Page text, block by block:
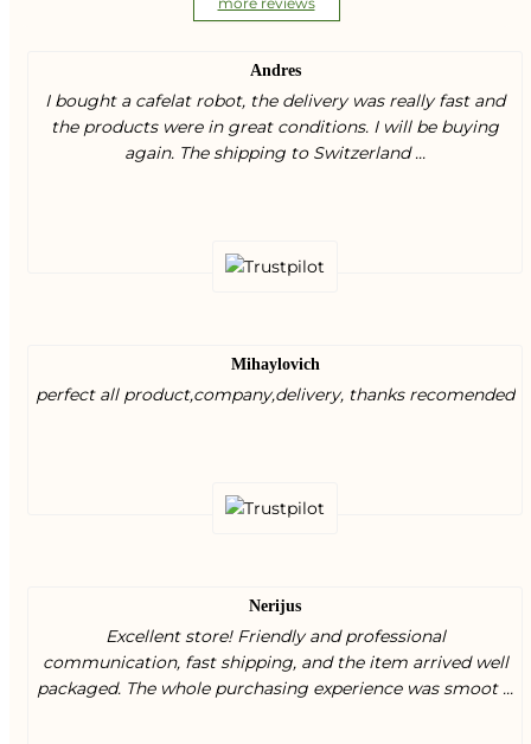
Andres
I bought a cafelat robot, the delivery was really fast and
the products were in great conditions. I will be buying
again. The shipping to Switzerland ...
Mihaylovich
perfect all product,company,delivery, thanks recomended
Nerijus
Excellent store! Friendly and professional
communication, fast shipping, and the item arrived well
packaged. The whole purchasing experience was smoot ...